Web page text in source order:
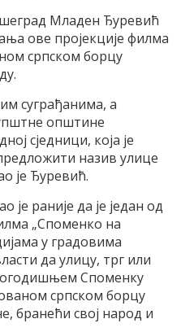
Младен Ђуревић
ове пројекције филма
српском борцу
суграђанима, а
општине
сједници, која је
назив улице
је Ђуревић.
раније да је један од
„Споменко на
у градовима
да улицу, трг или
Споменку
српском борцу
бранећи свој народ и